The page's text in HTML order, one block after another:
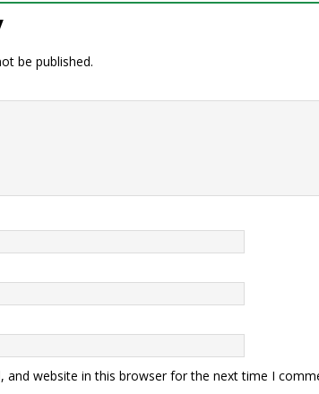
be published.
and website in this browser for the next time I